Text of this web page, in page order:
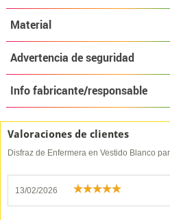
Material
Advertencia de seguridad
Info fabricante/responsable
Valoraciones de clientes
Disfraz de Enfermera en Vestido Blanco
13/02/2026